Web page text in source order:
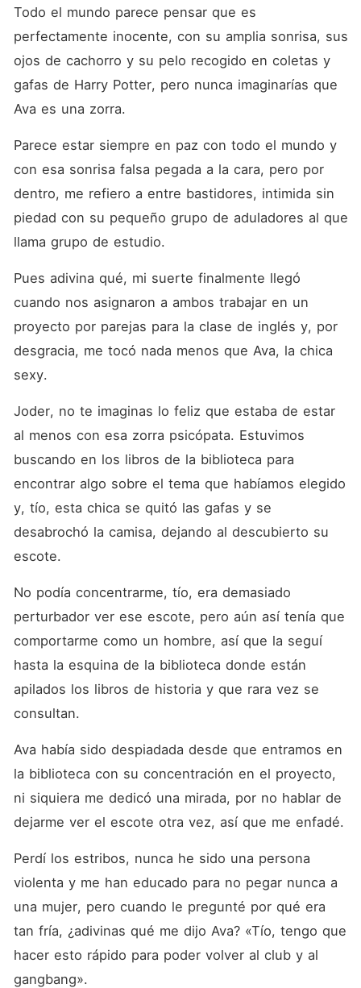
Todo el mundo parece pensar que es
perfectamente inocente, con su amplia sonrisa, sus
ojos de cachorro y su pelo recogido en coletas y
gafas de Harry Potter, pero nunca imaginarías que
Ava es una zorra.
Parece estar siempre en paz con todo el mundo y
con esa sonrisa falsa pegada a la cara, pero por
dentro, me refiero a entre bastidores, intimida sin
piedad con su pequeño grupo de aduladores al que
llama grupo de estudio.
Pues adivina qué, mi suerte finalmente llegó
cuando nos asignaron a ambos trabajar en un
proyecto por parejas para la clase de inglés y, por
desgracia, me tocó nada menos que Ava, la chica
sexy.
Joder, no te imaginas lo feliz que estaba de estar
al menos con esa zorra psicópata. Estuvimos
buscando en los libros de la biblioteca para
encontrar algo sobre el tema que habíamos elegido
y, tío, esta chica se quitó las gafas y se
desabrochó la camisa, dejando al descubierto su
escote.
No podía concentrarme, tío, era demasiado
perturbador ver ese escote, pero aún así tenía que
comportarme como un hombre, así que la seguí
hasta la esquina de la biblioteca donde están
apilados los libros de historia y que rara vez se
consultan.
Ava había sido despiadada desde que entramos en
la biblioteca con su concentración en el proyecto,
ni siquiera me dedicó una mirada, por no hablar de
dejarme ver el escote otra vez, así que me enfadé.
Perdí los estribos, nunca he sido una persona
violenta y me han educado para no pegar nunca a
una mujer, pero cuando le pregunté por qué era
tan fría, ¿adivinas qué me dijo Ava? «Tío, tengo que
hacer esto rápido para poder volver al club y al
gangbang».